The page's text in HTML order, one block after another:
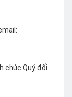
chúc Quý đối